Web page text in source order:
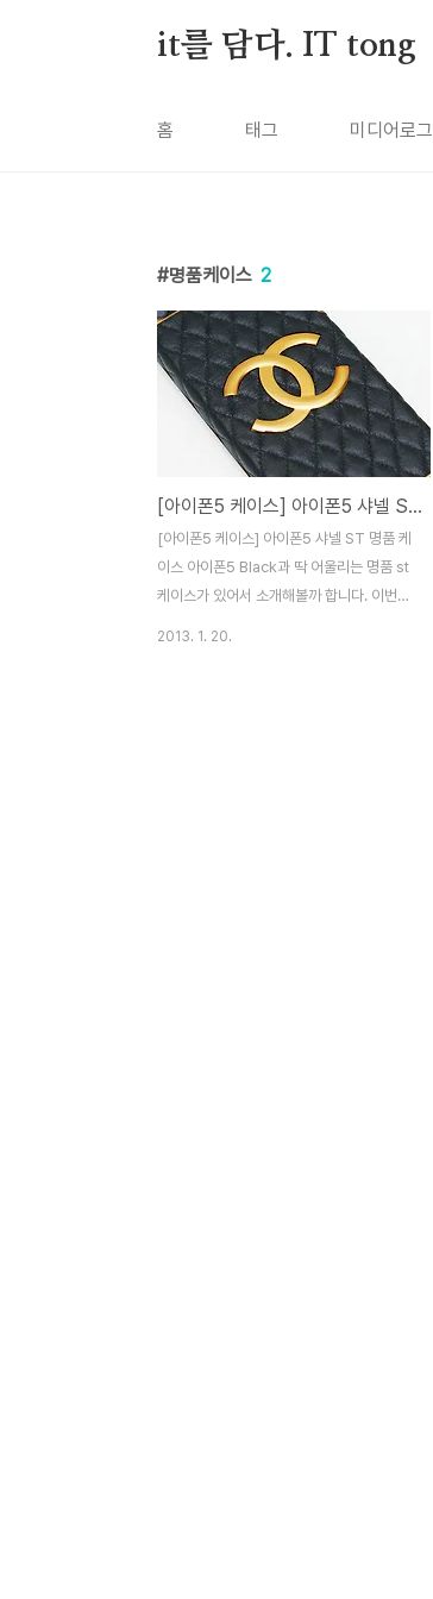
it를 담다. IT tong
홈 태그 미디어로그
명품케이스 2
[아이폰5 케이스] 아이폰5 샤넬 ST 명품 케이스
[아이폰5 케이스] 아이폰5 샤넬 ST 명품 케
이스 아이폰5 Black과 딱 어울리는 명품 st
케이스가 있어서 소개해볼까 합니다. 이번에
2013. 1. 20.